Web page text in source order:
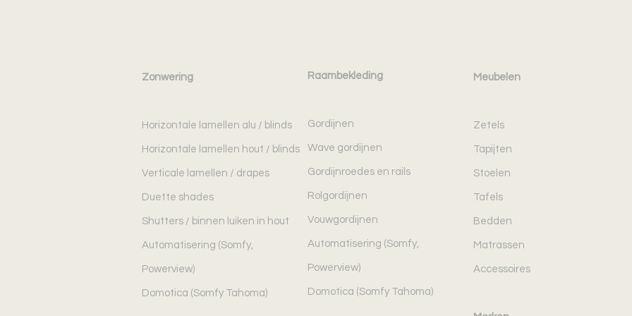
Zonwering
Horizontale lamellen alu / blinds
Horizontale lamellen hout / blinds
Verticale lamellen / drapes
Duette shades
Shutters / binnen luiken in hout
Automatisering (Somfy,
Powerview)
Domotica (Somfy Tahoma)
Raambekleding
Gordijnen
Wave gordijnen
Gordijnroedes en rails
Rolgordijnen
Vouwgordijnen
Automatisering (Somfy,
Powerview)
Domotica (Somfy Tahoma)
Meubelen
Zetels
Tapijten
Stoelen
Tafels
Bedden
Matrassen
Accessoires